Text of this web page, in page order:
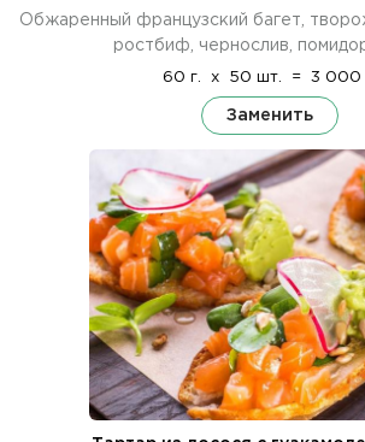
Обжаренный французский багет,
ростбиф, чернослив,
60 г. x 50 шт. = 3 000
Заменить